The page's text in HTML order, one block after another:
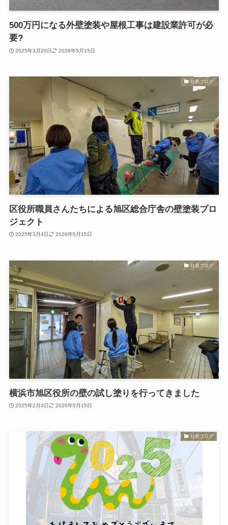
500万円になる外壁塗装や屋根工事は建設業許可が必
要?
2025年3月20日 2026年5月15日
社長ブログ
区役所職員さんたちによる旭区総合庁舎の壁塗装プロ
ジェクト
2025年3月4日 2026年5月15日
社長ブログ
横浜市旭区役所の壁の試し塗りを行ってきました
2025年2月3日 2026年5月15日
社長ブログ